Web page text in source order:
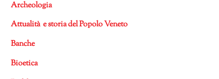
Archeologia
Attualità e storia del Popolo Veneto
Banche
Bioetica